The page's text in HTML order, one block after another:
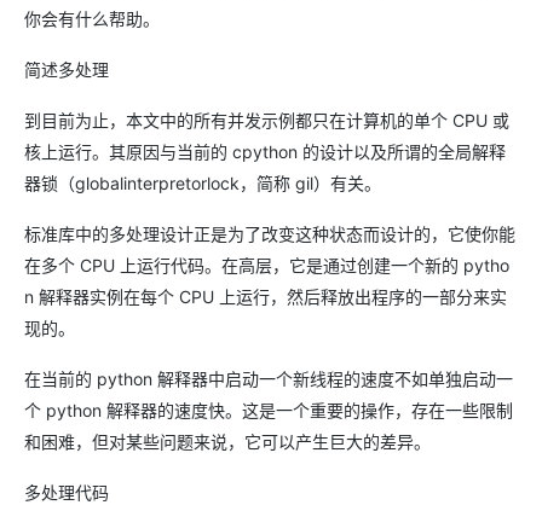
你会有什么帮助。
简述多处理
到目前为止，本文中的所有并发示例都只在计算机的单个 CPU 或
核上运行。其原因与当前的 cpython 的设计以及所谓的全局解释
器锁（globalinterpretorlock，简称 gil）有关。
标准库中的多处理设计正是为了改变这种状态而设计的，它使你能
在多个 CPU 上运行代码。在高层，它是通过创建一个新的 pytho
n 解释器实例在每个 CPU 上运行，然后释放出程序的一部分来实
现的。
在当前的 python 解释器中启动一个新线程的速度不如单独启动一
个 python 解释器的速度快。这是一个重要的操作，存在一些限制
和困难，但对某些问题来说，它可以产生巨大的差异。
多处理代码